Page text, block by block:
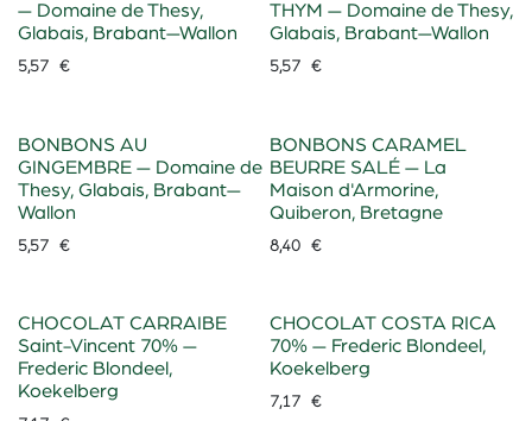
— Domaine de Thesy,
Glabais, Brabant—Wallon
5,57 €
THYM — Domaine de Thesy,
Glabais, Brabant—Wallon
5,57€
BONBONS AU
GINGEMBRE — Domaine de
Thesy, Glabais, Brabant—
Wallon
5,57 €
BONBONS CARAMEL
BEURRE SALÉ — La
Maison d'Armorine,
Quiberon, Bretagne
8,40€
CHOCOLAT CARRAIBE
Saint-Vincent 70% —
Frederic Blondeel,
Koekelberg
CHOCOLAT COSTA RICA
70% — Frederic Blondeel,
Koekelberg
7,17€